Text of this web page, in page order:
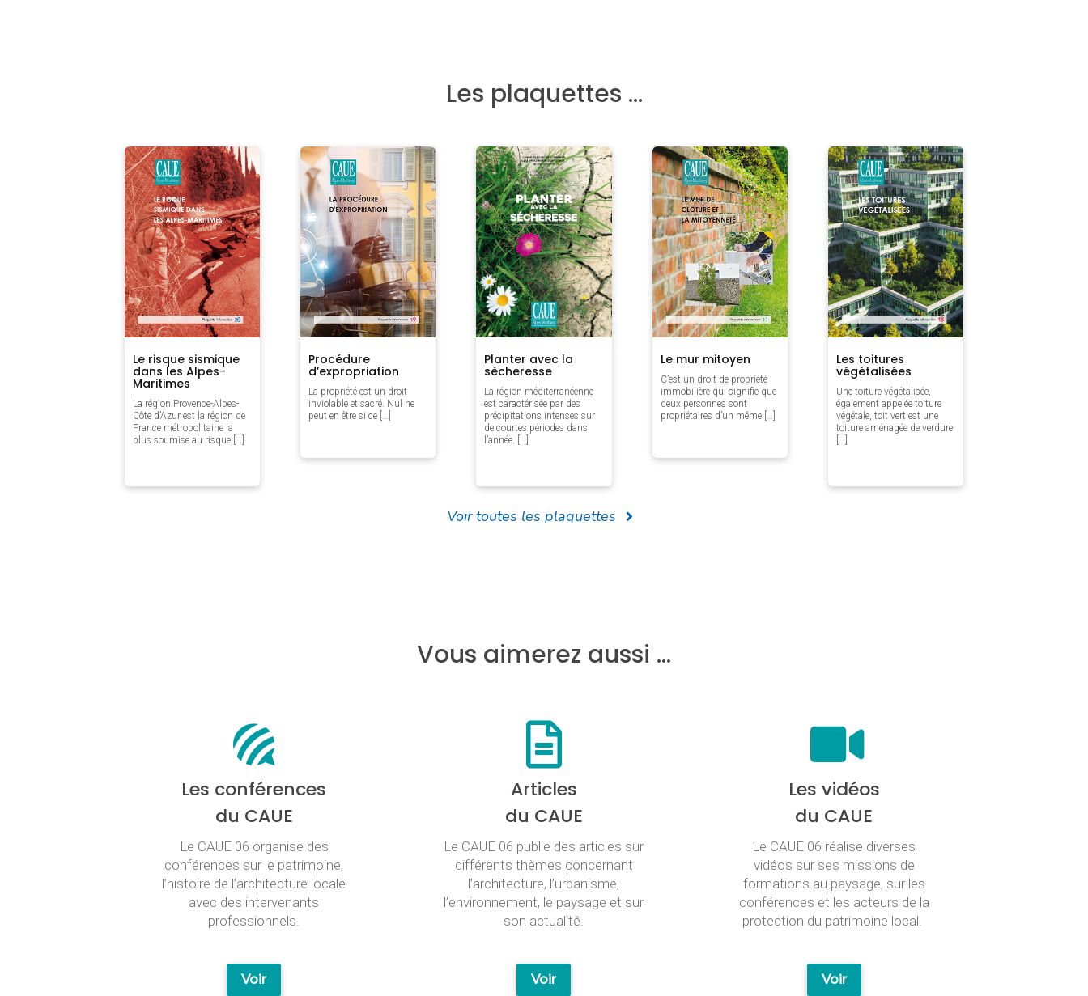
Les plaquettes …
Le risque sismique
dans les Alpes-
Maritimes
La région Provence-Alpes-
Côte d’Azur est la région de
France métropolitaine la
plus soumise au risque […]
Procédure
d’expropriation
La propriété est un droit
inviolable et sacré. Nul ne
peut en être si ce […]
Planter avec la
sècheresse
La région méditerranéenne
est caractérisée par des
précipitations intenses sur
de courtes périodes dans
l’année. […]
Le mur mitoyen
C’est un droit de propriété
immobilière qui signifie que
deux personnes sont
propriétaires d’un même […]
Les toitures
végétalisées
Une toiture végétalisée,
également appelée toiture
végétale, toit vert est une
toiture aménagée de verdure
[…]
Voir toutes les plaquettes
Vous aimerez aussi …
Les conférences
du CAUE
Le CAUE 06 organise des
conférences sur le patrimoine,
l’histoire de l’architecture locale
avec des intervenants
professionnels.
Voir
Articles
du CAUE
Le CAUE 06 publie des articles sur
différents thèmes concernant
l’architecture, l’urbanisme,
l’environnement, le paysage et sur
son actualité.
Voir
Les vidéos
du CAUE
Le CAUE 06 réalise diverses
vidéos sur ses missions de
formations au paysage, sur les
conférences et les acteurs de la
protection du patrimoine local.
Voir